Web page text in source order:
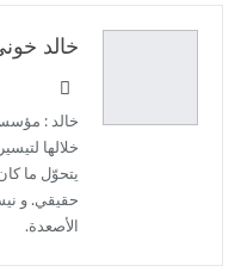
خالد
خالد :
خلالها
يتحوّل ما
حقيقي. و
الأصعدة.